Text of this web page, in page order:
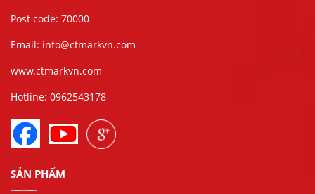
Post code: 70000
Email: info@ctmarkvn.com
www.ctmarkvn.com
Hotline: 0962543178
SẢN PHẨM